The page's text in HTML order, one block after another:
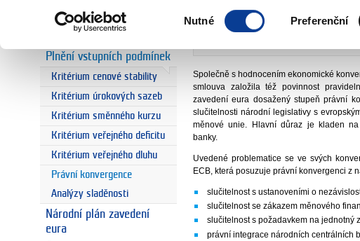
souhlasu
Nutné Preferenční
republika
Výhody a rizika eura
Plnění vstupních podmínek
Kritérium cenové stability
Kritérium úrokových sazeb
Kritérium směnného kurzu
Kritérium veřejného deficitu
Kritérium veřejného dluhu
Právní konvergence
Analýzy sladěnosti
Národní plán zavedení
eura
odbor 27 - Finanční
Společně s hodnocením ekonomické
smlouva založila též povinnost
zavedení eura dosažený stupeň právní
slučitelnosti národní legislativy s
měnové unie. Hlavní důraz je kladen
banky.
Uvedené problematice se ve svých
ECB, která posuzuje právní konvergenci z
slučitelnost s ustanoveními o
slučitelnost se zákazem měnového
slučitelnost s požadavkem na jednotný
právní integrace národních centrálních